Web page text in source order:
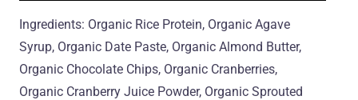
Ingredients: Organic Rice Protein, Organic Agave
Syrup, Organic Date Paste, Organic Almond Butter,
Organic Chocolate Chips, Organic Сranberries,
Organic Сranberry Juice Powder, Organic Sprouted